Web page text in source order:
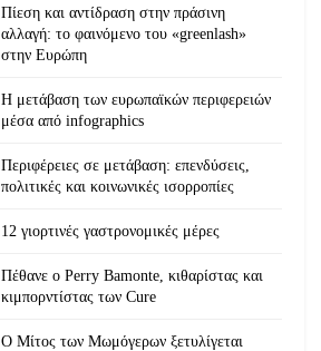
Πίεση και αντίδραση στην πράσινη
αλλαγή: το φαινόμενο του «greenlash»
στην Ευρώπη
Η μετάβαση των ευρωπαϊκών περιφερειών
μέσα από infographics
Περιφέρειες σε μετάβαση: επενδύσεις,
πολιτικές και κοινωνικές ισορροπίες
12 γιορτινές γαστρονομικές μέρες
Πέθανε ο Perry Bamonte, κιθαρίστας και
κιμπορντίστας των Cure
O Μίτος των Μωμόγερων ξετυλίγεται